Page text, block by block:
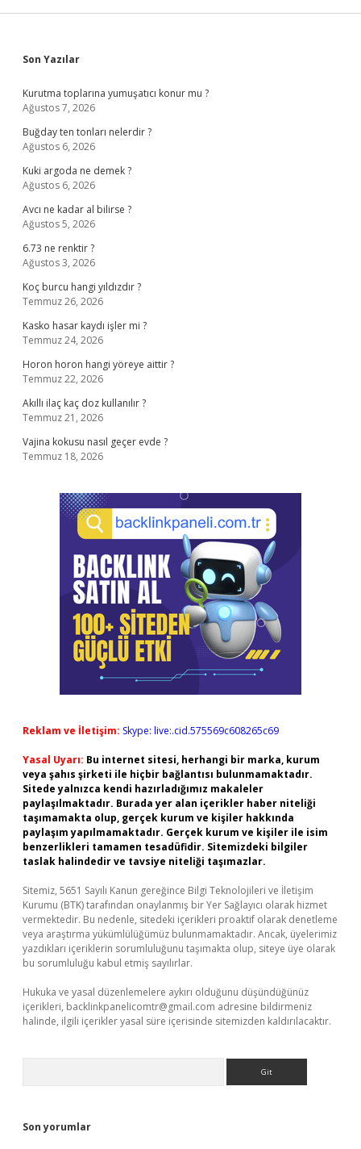
Sidebar
Son Yazılar
Kurutma toplarına yumuşatıcı konur mu ?
Ağustos 7, 2026
Buğday ten tonları nelerdir ?
Ağustos 6, 2026
Kuki argoda ne demek ?
Ağustos 6, 2026
Avcı ne kadar al bilirse ?
Ağustos 5, 2026
6.73 ne renktir ?
Ağustos 3, 2026
Koç burcu hangi yıldızdır ?
Temmuz 26, 2026
Kasko hasar kaydı işler mi ?
Temmuz 24, 2026
Horon horon hangi yöreye aittir ?
Temmuz 22, 2026
Akıllı ilaç kaç doz kullanılır ?
Temmuz 21, 2026
Vajina kokusu nasıl geçer evde ?
Temmuz 18, 2026
Reklam ve İletişim: Skype: live:.cid.575569c608265c69
Yasal Uyarı: Bu internet sitesi, herhangi bir marka, kurum
veya şahıs şirketi ile hiçbir bağlantısı bulunmamaktadır.
Sitede yalnızca kendi hazırladığımız makaleler
paylaşılmaktadır. Burada yer alan içerikler haber niteliği
taşımamakta olup, gerçek kurum ve kişiler hakkında
paylaşım yapılmamaktadır. Gerçek kurum ve kişiler ile isim
benzerlikleri tamamen tesadüfidir. Sitemizdeki bilgiler
taslak halindedir ve tavsiye niteliği taşımazlar.
Sitemiz, 5651 Sayılı Kanun gereğince Bilgi Teknolojileri ve İletişim
Kurumu (BTK) tarafından onaylanmış bir Yer Sağlayıcı olarak hizmet
vermektedir. Bu nedenle, sitedeki içerikleri proaktif olarak denetleme
veya araştırma yükümlülüğümüz bulunmamaktadır. Ancak, üyelerimiz
yazdıkları içeriklerin sorumluluğunu taşımakta olup, siteye üye olarak
bu sorumluluğu kabul etmiş sayılırlar.
Hukuka ve yasal düzenlemelere aykırı olduğunu düşündüğünüz
içerikleri, backlinkpanelicomtr@gmail.com adresine bildirmeniz
halinde, ilgili içerikler yasal süre içerisinde sitemizden kaldırılacaktır.
Son yorumlar